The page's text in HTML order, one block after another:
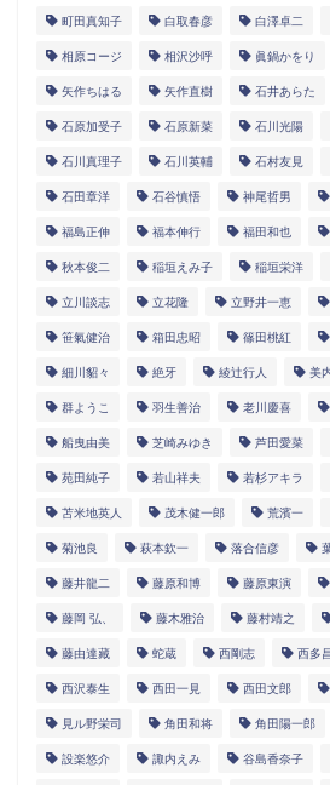
町田真知子 白取春彦 白澤卓二
相原コージ 相沢沙呼 眞鍋かをり
矢作ちはる 矢作直樹 石井あらた
石原加受子 石原新菜 石川光陽
石川真理子 石川英輔 石村友見
石田章洋 石谷慎悟 神尾哲男
福島正伸 福本伸行 福田和也
秋本俊二 稲垣えみ子 稲垣栄洋
立川談志 立花隆 立野井一恵
笹氣健治 箱田忠昭 篠田桃紅
細川貂々 絶牙 綾辻行人 美
群ようこ 羽生善治 老川慶喜
船曳由美 芝崎みゆき 芦田愛菜
苑田純子 若山祥夫 若杉アキラ
苫米地英人 茂木健一郎 荒濱一
菊池良 萩本欽一 落合信彦
藤井龍二 藤原和博 藤原東演
藤岡 弘、 藤木雅治 藤村靖之
藤由達藏 蛇蔵 西剛志 西多
西沢泰生 西田一見 西田文郎
見ル野栄司 角田和将 角田陽一郎
設楽悠介 諏内えみ 谷島香奈子